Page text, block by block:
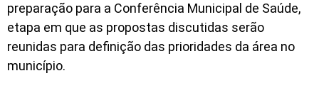
preparação para a Conferência Municipal de Saúde,
etapa em que as propostas discutidas serão
reunidas para definição das prioridades da área no
município.